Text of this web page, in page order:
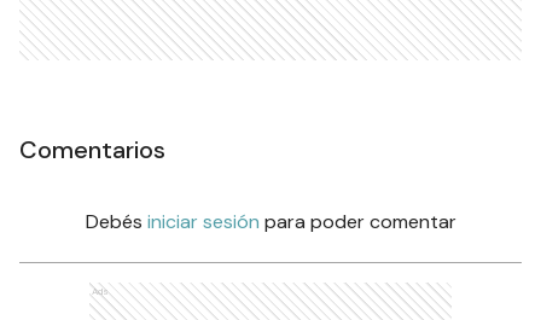
Comentarios
Debés iniciar sesión para poder comentar
Ads